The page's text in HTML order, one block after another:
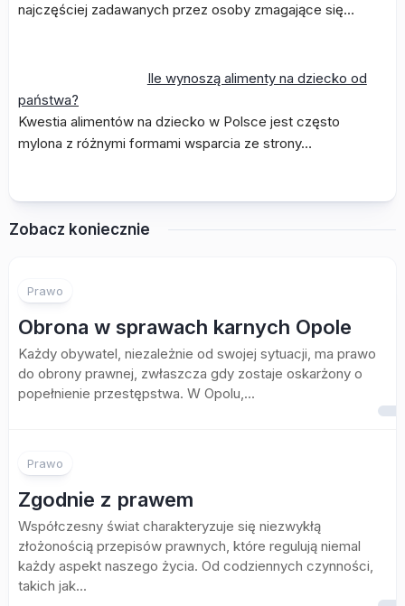
najczęściej zadawanych przez osoby zmagające się…
Ile wynoszą alimenty na dziecko od
państwa?
Kwestia alimentów na dziecko w Polsce jest często
mylona z różnymi formami wsparcia ze strony…
Zobacz koniecznie
Prawo
Obrona w sprawach karnych Opole
Każdy obywatel, niezależnie od swojej sytuacji, ma prawo
do obrony prawnej, zwłaszcza gdy zostaje oskarżony o
popełnienie przestępstwa. W Opolu,...
Prawo
Zgodnie z prawem
Współczesny świat charakteryzuje się niezwykłą
złożonością przepisów prawnych, które regulują niemal
każdy aspekt naszego życia. Od codziennych czynności,
takich jak...